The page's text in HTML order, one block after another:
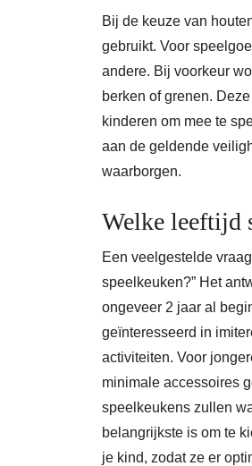
Bij de keuze van
gebruikt. Voor
andere. Bij voorkeur
berken of grenen.
kinderen om mee te
aan de geldende
waarborgen.
Welke leeftijd
Een veelgestelde
speelkeuken?” Het
ongeveer 2 jaar al
geïnteresseerd in
activiteiten. Voor
minimale accessoires
speelkeukens zullen
belangrijkste is om te
je kind, zodat ze er